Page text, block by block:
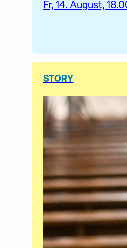
Fr, 14. August,
STORY